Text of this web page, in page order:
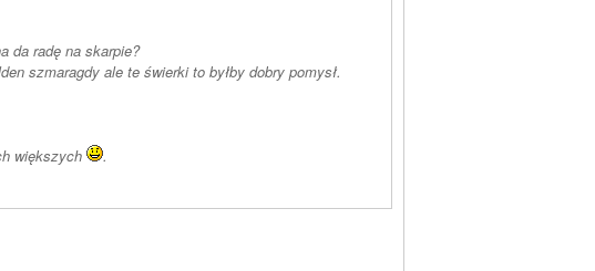
da radę na skarpie?
szmaragdy ale te świerki to byłby dobry pomysł.
większych
.